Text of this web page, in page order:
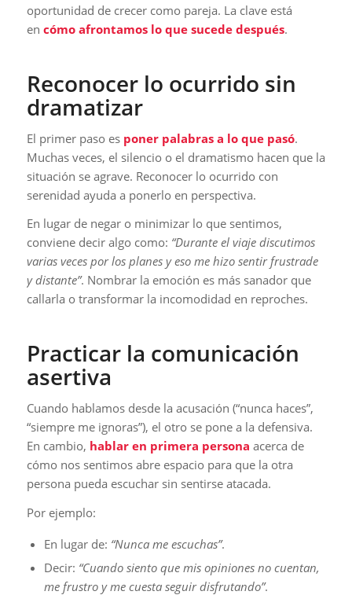
oportunidad de crecer como pareja. La clave está
en cómo afrontamos lo que sucede después.
Reconocer lo ocurrido sin
dramatizar
El primer paso es poner palabras a lo que pasó.
Muchas veces, el silencio o el dramatismo hacen que la
situación se agrave. Reconocer lo ocurrido con
serenidad ayuda a ponerlo en perspectiva.
En lugar de negar o minimizar lo que sentimos,
conviene decir algo como: “Durante el viaje discutimos
varias veces por los planes y eso me hizo sentir frustrade
y distante”. Nombrar la emoción es más sanador que
callarla o transformar la incomodidad en reproches.
Practicar la comunicación
asertiva
Cuando hablamos desde la acusación (“nunca haces”,
“siempre me ignoras”), el otro se pone a la defensiva.
En cambio, hablar en primera persona acerca de
cómo nos sentimos abre espacio para que la otra
persona pueda escuchar sin sentirse atacada.
Por ejemplo:
En lugar de: “Nunca me escuchas”.
Decir: “Cuando siento que mis opiniones no cuentan,
me frustro y me cuesta seguir disfrutando”.